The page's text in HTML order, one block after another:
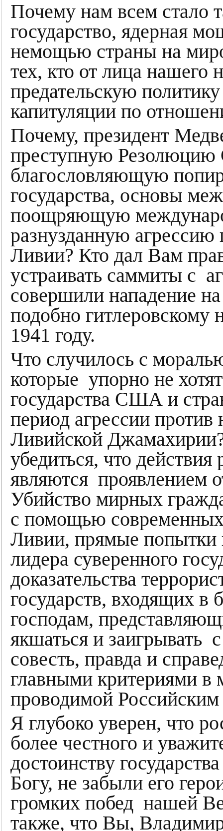
Почему нам всем стало
государство, ядерная
немощью страны на
тех, кто от лица нашего
предательскую
капитуляции по
Почему, президент
преступную
благословляющую
государства, основы
поощряющую
разнузданную агрессию
Ливии? Кто дал Вам
устраивать саммиты с
совершили нападение
подобно
1941 году.
Что случилось с
которые упорно не
государства США и
период агрессии
Ливийской
убедиться, что действия
являются проявлением
Убийство мирных
с помощью
Ливии, прямые попытки
лидера суверенного
доказательства
государств, входящих
господам,
якшаться и заигрывать
совесть, правда и
главными критериями в
проводимой Российским
Я глубоко уверен, что
более честного и
достоинству
Богу, не забыли его
громких побед нашей
также, что Вы,